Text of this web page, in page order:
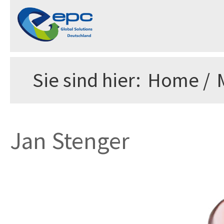
Sie sind hier: Home /
Jan Stenger